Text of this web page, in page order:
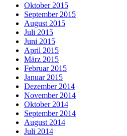
Oktober 2015
September 2015
August 2015
Juli 2015
Juni 2015
April 2015
März 2015
Februar 2015
Januar 2015
Dezember 2014
November 2014
Oktober 2014
September 2014
August 2014
Juli 2014